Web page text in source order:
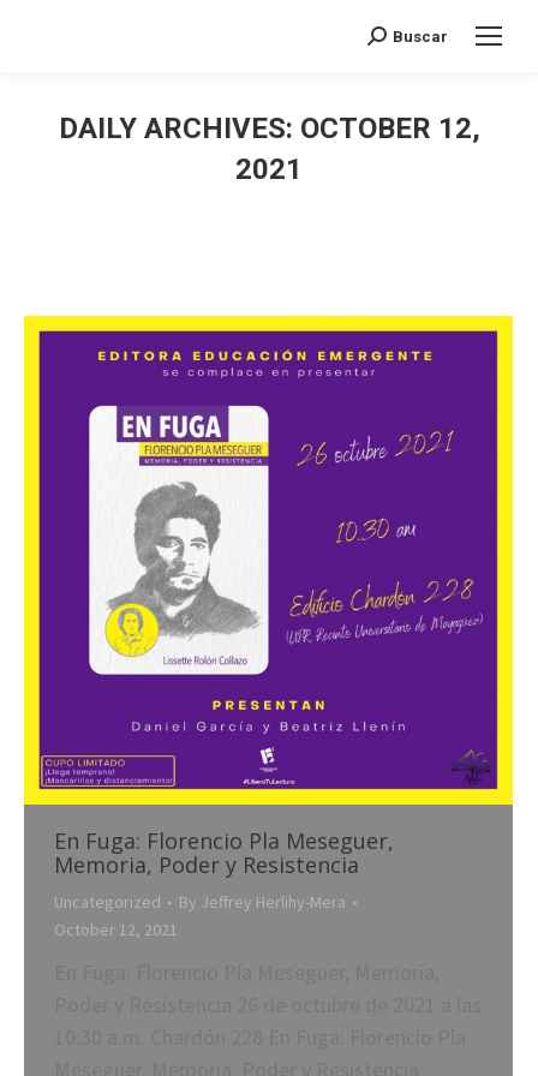
Search:
Buscar
DAILY ARCHIVES: OCTOBER 12,
2021
En Fuga: Florencio Pla Meseguer,
Memoria, Poder y Resistencia
Uncategorized By Jeffrey Herlihy-Mera
October 12, 2021